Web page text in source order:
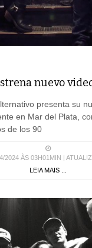
nuevo
presenta su
en Mar del Plata,
de los 90
2024 ÀS 03H01MIN |
LEIA MAIS ...